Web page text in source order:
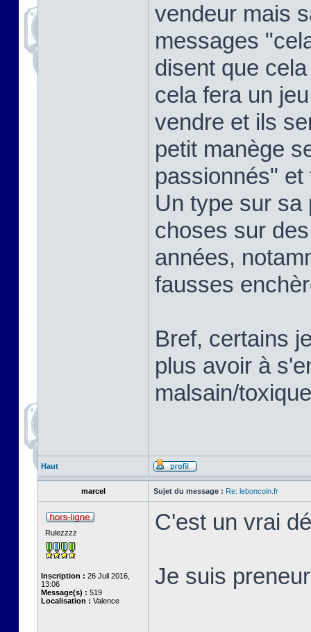
vendeur mais
messages
disent que
cela fera un
vendre et ils
petit manège
passionnés"
Un type sur sa
choses sur
années,
fausses
Bref, certains
plus avoir à
malsain/
Haut
marcel Sujet du message : Re: leboncoin.fr
Rulezzzz
Inscription : 26 Juil 2016,
13:06
Message(s) : 519
Localisation : Valence
C'est un vrai
Je suis